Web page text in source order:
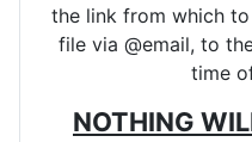
the link from which
file via @email, to
time
NOTHING